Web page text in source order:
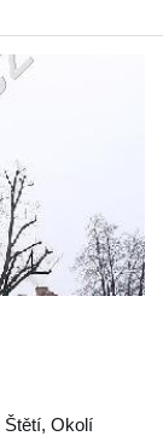
Štětí, Okolí